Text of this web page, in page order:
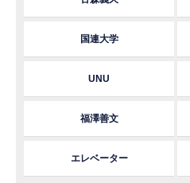
国連大学
UNU
福澤善文
エレベーター